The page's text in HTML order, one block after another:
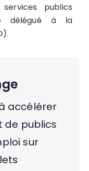
publics
délégué à la
accélérer
de publics
sur